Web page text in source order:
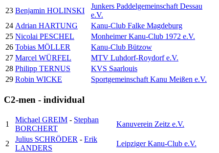
23 Benjamin HOLINSKI
Junkers Paddelgemeinschaft Dessau
e.V.
24 Adrian HARTUNG
Kanu-Club Falke Magdeburg
25 Nicolai PESCHEL
Monheimer Kanu-Club 1972 e.V.
26 Tobias MÖLLER
Kanu-Club Bützow
27 Marcel WÜRFEL
MTV Luhdorf-Roydorf e.V.
28 Philipp TERNUS
KVS Saarlouis
29 Robin WICKE Sportgemeinschaft Kanu Meißen e.V.
C2-men - individual
1
Michael GREIM - Stephan
BORCHERT
Kanuverein Zeitz e.V.
2
Julius SCHRÖDER - Erik
LANDERS
Leipziger Kanu-Club e.V.